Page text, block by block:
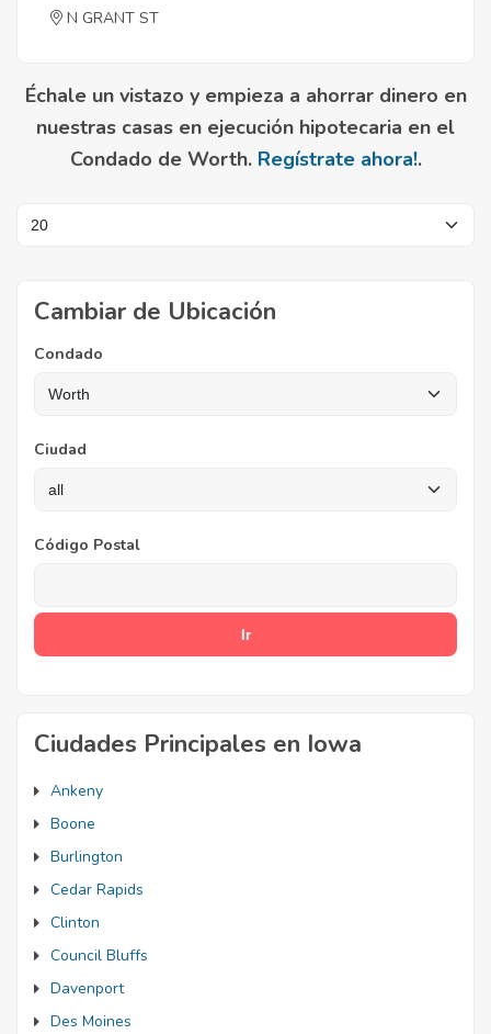
N GRANT ST
Échale un vistazo y empieza a ahorrar dinero en
nuestras casas en ejecución hipotecaria en el
Condado de Worth. Regístrate ahora!.
Cambiar de Ubicación
Condado
Ciudad
Código Postal
Ciudades Principales en Iowa
Ankeny
Boone
Burlington
Cedar Rapids
Clinton
Council Bluffs
Davenport
Des Moines